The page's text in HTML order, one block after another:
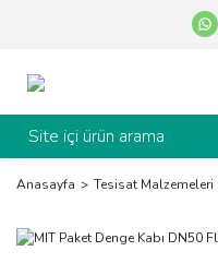
Anasayfa Tesisat Malzemeleri